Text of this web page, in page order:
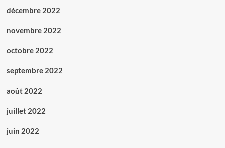
décembre 2022
novembre 2022
octobre 2022
septembre 2022
août 2022
juillet 2022
juin 2022